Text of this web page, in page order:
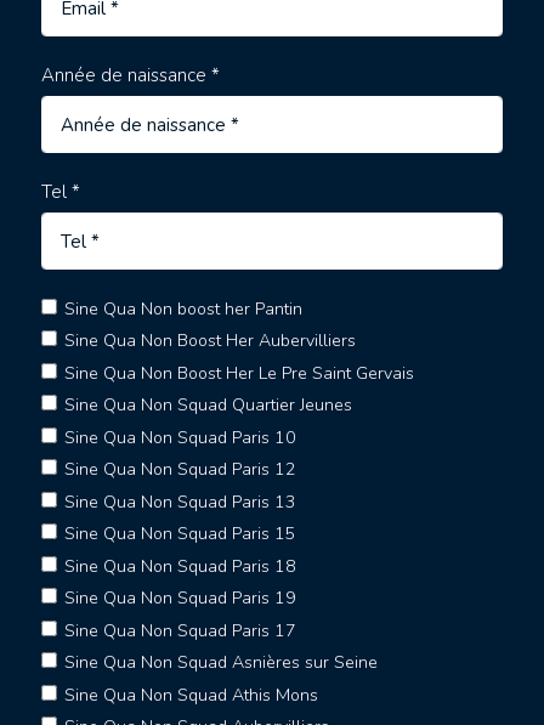
Année de naissance *
Tel *
Sine Qua Non boost her Pantin
Sine Qua Non Boost Her Aubervilliers
Sine Qua Non Boost Her Le Pre Saint Gervais
Sine Qua Non Squad Quartier Jeunes
Sine Qua Non Squad Paris 10
Sine Qua Non Squad Paris 12
Sine Qua Non Squad Paris 13
Sine Qua Non Squad Paris 15
Sine Qua Non Squad Paris 18
Sine Qua Non Squad Paris 19
Sine Qua Non Squad Paris 17
Sine Qua Non Squad Asnières sur Seine
Sine Qua Non Squad Athis Mons